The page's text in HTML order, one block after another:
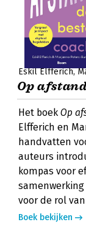
Eskil Elfferich
Op
Het boek Op
Elfferich en
handvatten
auteurs
kompas voor
voor de rol
Boek bekijken